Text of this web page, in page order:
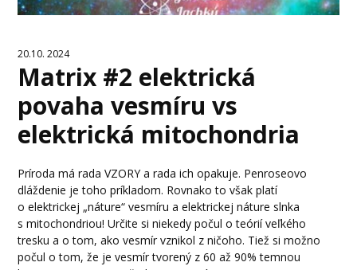
20.10. 2024
Matrix #2 elektrická
povaha vesmíru vs
elektrická mitochondria
Príroda má rada VZORY a rada ich opakuje. Penroseovo
dláždenie je toho príkladom. Rovnako to však platí
o elektrickej „náture“ vesmíru a elektrickej náture slnka
s mitochondriou! Určite si niekedy počul o teórií veľkého
tresku a o tom, ako vesmír vznikol z ničoho. Tiež si možno
počul o tom, že je vesmír tvorený z 60 až 90% temnou